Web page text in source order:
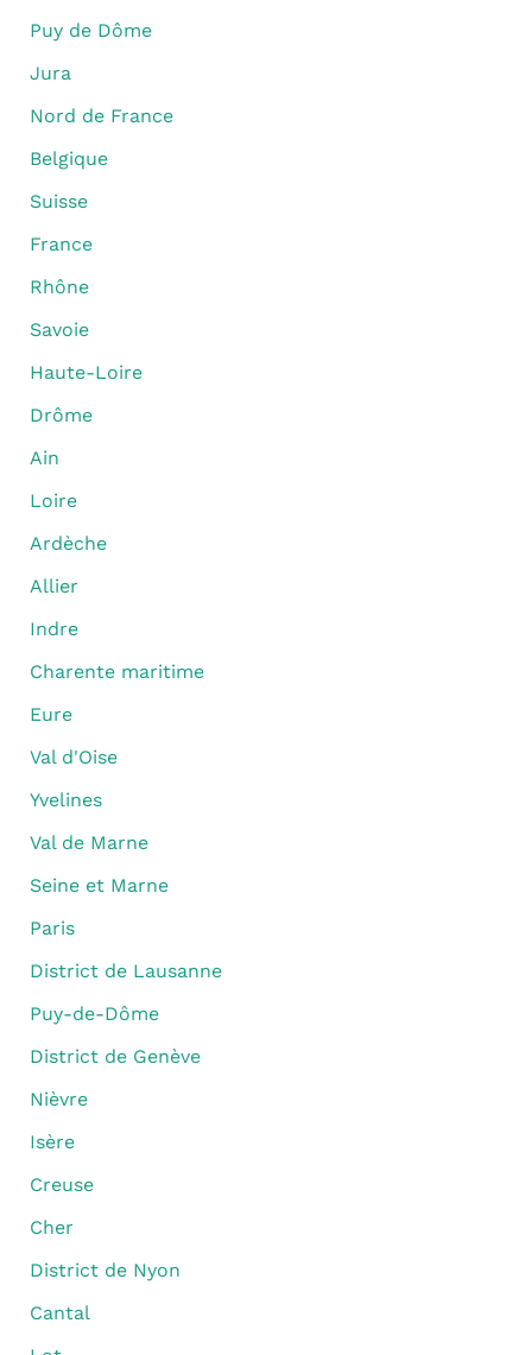
Puy de Dôme
Jura
Nord de France
Belgique
Suisse
France
Rhône
Savoie
Haute-Loire
Drôme
Ain
Loire
Ardèche
Allier
Indre
Charente maritime
Eure
Val d'Oise
Yvelines
Val de Marne
Seine et Marne
Paris
District de Lausanne
Puy-de-Dôme
District de Genève
Nièvre
Isère
Creuse
Cher
District de Nyon
Cantal